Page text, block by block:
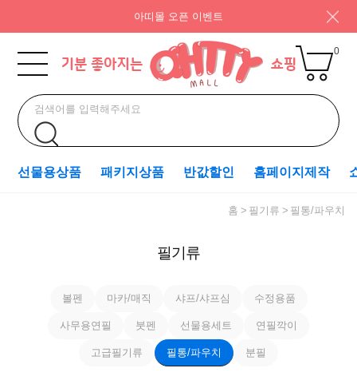
아띠몰 오픈 이벤트
0
선물용상품 패키지상품 반값할인 홈페이지제작
홈 필기류 필통/파우치
필기류
볼펜 마카/매직 샤프/샤프심 수정용품
사무용연필 붓펜 선물용세트 연필깍이
고급필기류 필통/파우치 분필